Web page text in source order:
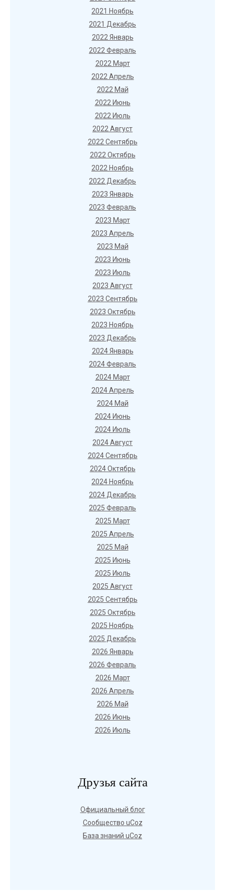
2021 Ноябрь
2021 Декабрь
2022 Январь
2022 Февраль
2022 Март
2022 Апрель
2022 Май
2022 Июнь
2022 Июль
2022 Август
2022 Сентябрь
2022 Октябрь
2022 Ноябрь
2022 Декабрь
2023 Январь
2023 Февраль
2023 Март
2023 Апрель
2023 Май
2023 Июнь
2023 Июль
2023 Август
2023 Сентябрь
2023 Октябрь
2023 Ноябрь
2023 Декабрь
2024 Январь
2024 Февраль
2024 Март
2024 Апрель
2024 Май
2024 Июнь
2024 Июль
2024 Август
2024 Сентябрь
2024 Октябрь
2024 Ноябрь
2024 Декабрь
2025 Февраль
2025 Март
2025 Апрель
2025 Май
2025 Июнь
2025 Июль
2025 Август
2025 Сентябрь
2025 Октябрь
2025 Ноябрь
2025 Декабрь
2026 Январь
2026 Февраль
2026 Март
2026 Апрель
2026 Май
2026 Июнь
2026 Июль
Друзья сайта
Официальный блог
Сообщество uCoz
База знаний uCoz